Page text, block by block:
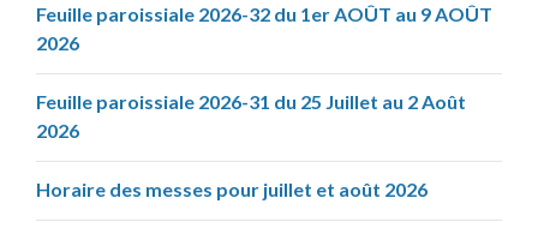
Feuille paroissiale 2026-32 du 1er AOÛT au 9 AOÛT
2026
Feuille paroissiale 2026-31 du 25 Juillet au 2 Août
2026
Horaire des messes pour juillet et août 2026